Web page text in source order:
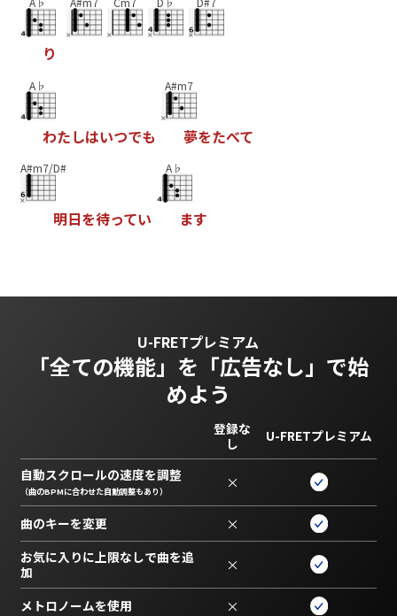
り
A♭
わたしはいつでも
A#m7
夢をたべて
A#m7/D#
明日を待ってい
A♭
ます
U-FRETプレミアム
「全ての機能」を 「広告なし」で始
めよう
登録な
し
U-FRETプレミアム
自動スクロールの速度を調整
（曲のBPMに合わせた自動調整もあり） ×
曲のキーを変更 ×
お気に入りに上限なしで曲を追
加
×
メトロノームを使用 ×